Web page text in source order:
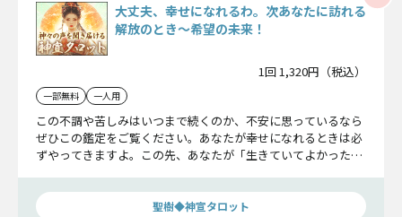
大丈夫、幸せになれるわ。次あなたに訪れる
解放のとき〜希望の未来！
1回 1,320円（税込）
一部無料 一人用
この不調や苦しみはいつまで続くのか、不安に思っているなら
ぜひこの鑑定をご覧ください。あなたが幸せになれるときは必
ずやってきますよ。この先、あなたが「生きていてよかった」
聖樹◆神宣タロット